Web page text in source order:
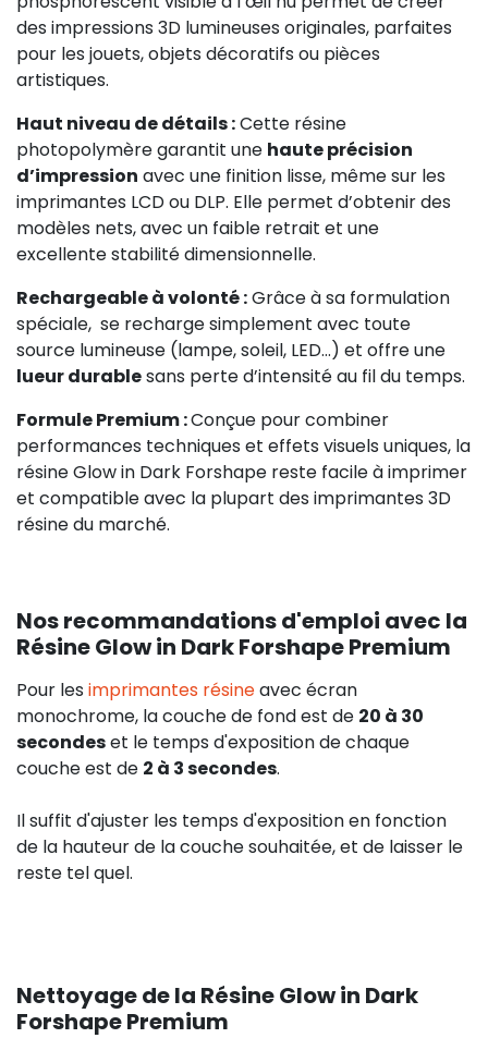
des impressions 3D lumineuses originales, parfaites
pour les jouets, objets décoratifs ou pièces
artistiques.
Haut niveau de détails :Cette résine
photopolymère garantit une haute précision
d’impression avec une finition lisse, même sur les
imprimantes LCD ou DLP. Elle permet d’obtenir des
modèles nets, avec un faible retrait et une
excellente stabilité dimensionnelle.
Rechargeable à volonté :Grâce à sa formulation
spéciale, se recharge simplement avec toute
source lumineuse (lampe, soleil, LED…) et offre une
lueur durablesans perte d’intensité au fil du temps.
Formule Premium :Conçue pour combiner
performances techniques et effets visuels uniques, la
résine Glow in Dark Forshape reste facile à imprimer
et compatible avec la plupart des imprimantes 3D
résine du marché.
Nos recommandations d'emploi avec la
Résine Glow in Dark Forshape Premium
Pour les imprimantes résineavec écran
monochrome, la couche de fond est de 20 à 30
secondeset le temps d'exposition de chaque
couche est de 2 à 3 secondes.
Il suffit d'ajuster les temps d'exposition en fonction
de la hauteur de la couche souhaitée, et de laisser le
reste tel quel.
Nettoyage de la Résine Glow in Dark
Forshape Premium